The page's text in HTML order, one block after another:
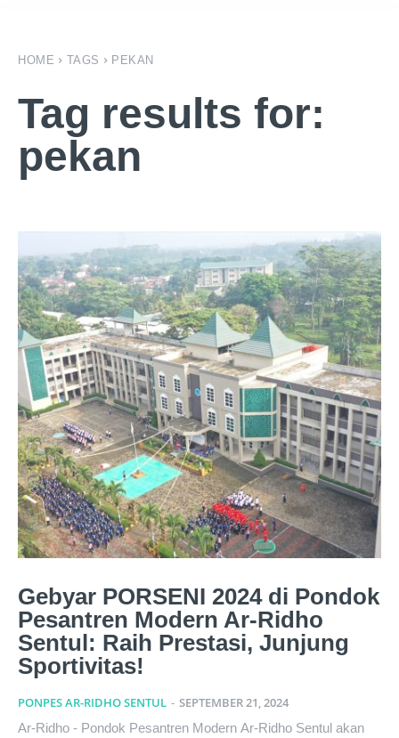
HOME TAGS PEKAN
Tag results for:
pekan
Gebyar PORSENI 2024 di Pondok
Pesantren Modern Ar-Ridho
Sentul: Raih Prestasi, Junjung
Sportivitas!
PONPES AR-RIDHO SENTUL - SEPTEMBER 21, 2024
Ar-Ridho - Pondok Pesantren Modern Ar-Ridho Sentul akan